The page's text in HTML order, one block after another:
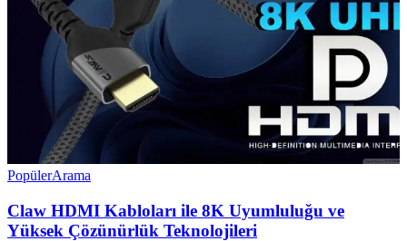
PopülerArama
Claw HDMI Kabloları ile 8K Uyumluluğu ve
Yüksek Çözünürlük Teknolojileri